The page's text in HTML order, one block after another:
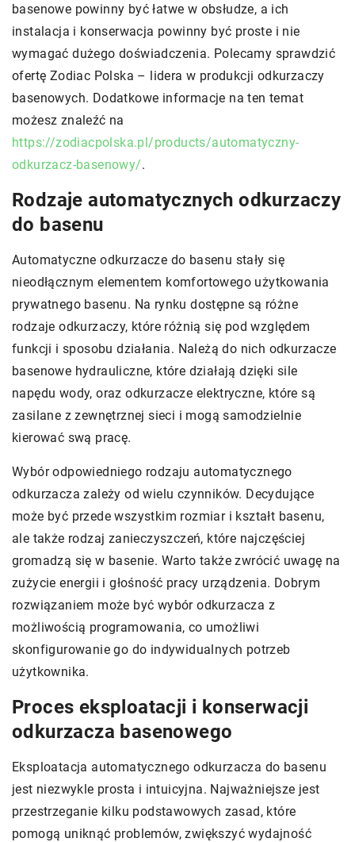
basenowe powinny być łatwe w obsłudze, a ich
instalacja i konserwacja powinny być proste i nie
wymagać dużego doświadczenia. Polecamy sprawdzić
ofertę Zodiac Polska – lidera w produkcji odkurzaczy
basenowych. Dodatkowe informacje na ten temat
możesz znaleźć na
https://zodiacpolska.pl/products/automatyczny-
odkurzacz-basenowy/.
Rodzaje automatycznych odkurzaczy
do basenu
Automatyczne odkurzacze do basenu stały się
nieodłącznym elementem komfortowego użytkowania
prywatnego basenu. Na rynku dostępne są różne
rodzaje odkurzaczy, które różnią się pod względem
funkcji i sposobu działania. Należą do nich odkurzacze
basenowe hydrauliczne, które działają dzięki sile
napędu wody, oraz odkurzacze elektryczne, które są
zasilane z zewnętrznej sieci i mogą samodzielnie
kierować swą pracę.
Wybór odpowiedniego rodzaju automatycznego
odkurzacza zależy od wielu czynników. Decydujące
może być przede wszystkim rozmiar i kształt basenu,
ale także rodzaj zanieczyszczeń, które najczęściej
gromadzą się w basenie. Warto także zwrócić uwagę na
zużycie energii i głośność pracy urządzenia. Dobrym
rozwiązaniem może być wybór odkurzacza z
możliwością programowania, co umożliwi
skonfigurowanie go do indywidualnych potrzeb
użytkownika.
Proces eksploatacji i konserwacji
odkurzacza basenowego
Eksploatacja automatycznego odkurzacza do basenu
jest niezwykle prosta i intuicyjna. Najważniejsze jest
przestrzeganie kilku podstawowych zasad, które
pomogą uniknąć problemów, zwiększyć wydajność